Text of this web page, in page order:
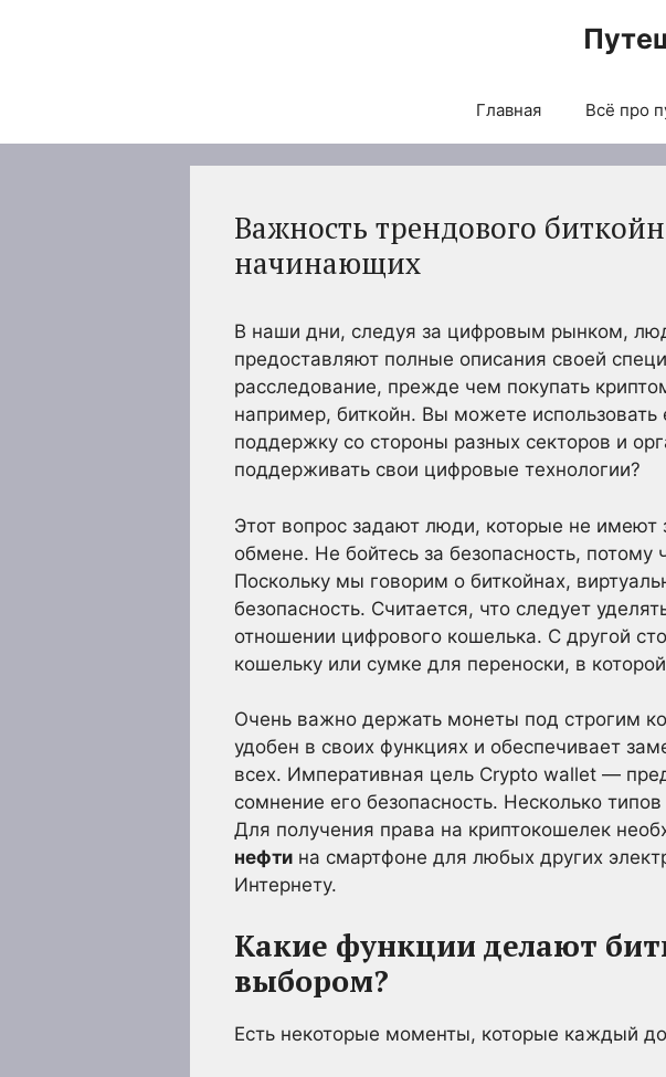
Главная Всё про
Важность трендового
начинающих
В наши дни, следуя за цифровым рынком,
предоставляют полные описания своей
расследование, прежде чем покупать
например, биткойн. Вы можете
поддержку со стороны разных секторов и
поддерживать свои цифровые технологии?
Этот вопрос задают люди, которые не
обмене. Не бойтесь за безопасность,
Поскольку мы говорим о биткойнах,
безопасность. Считается, что следует
отношении цифрового кошелька. С другой
кошельку или сумке для переноски, в
Очень важно держать монеты под строгим
удобен в своих функциях и обеспечивает
всех. Императивная цель Crypto wallet —
сомнение его безопасность. Несколько
Для получения права на криптокошелек
нефти на смартфоне для любых других
Интернету.
Какие функции делают
выбором?
Есть некоторые моменты, которые каждый